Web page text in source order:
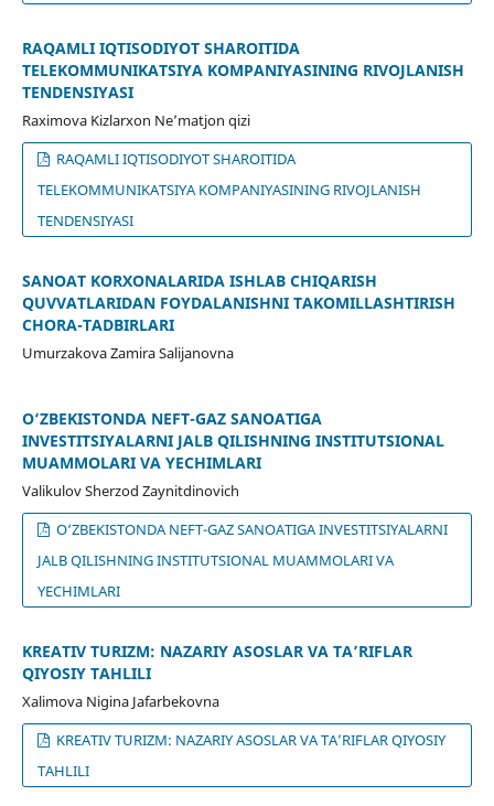
RAQAMLI IQTISODIYOT SHAROITIDA
TELEKOMMUNIKATSIYA KOMPANIYASINING RIVOJLANISH
TENDENSIYASI
Raximova Kizlarxon Neʼmatjon qizi
RAQAMLI IQTISODIYOT SHAROITIDA
TELEKOMMUNIKATSIYA KOMPANIYASINING RIVOJLANISH
TENDENSIYASI
SANOAT KORXONALARIDA ISHLAB CHIQARISH
QUVVATLARIDAN FOYDALANISHNI TAKOMILLASHTIRISH
CHORA-TADBIRLARI
Umurzakova Zamira Salijanovna
O‘ZBEKISTONDA NEFT-GAZ SANOATIGA
INVESTITSIYALARNI JALB QILISHNING INSTITUTSIONAL
MUAMMOLARI VA YECHIMLARI
Valikulov Sherzod Zaynitdinovich
O‘ZBEKISTONDA NEFT-GAZ SANOATIGA INVESTITSIYALARNI
JALB QILISHNING INSTITUTSIONAL MUAMMOLARI VA
YECHIMLARI
KREATIV TURIZM: NAZARIY ASOSLAR VA TA’RIFLAR
QIYOSIY TAHLILI
Xalimova Nigina Jafarbekovna
KREATIV TURIZM: NAZARIY ASOSLAR VA TA’RIFLAR QIYOSIY
TAHLILI